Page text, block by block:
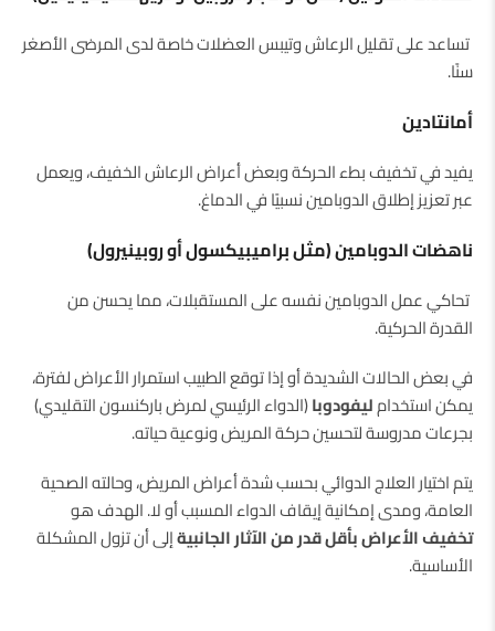
تساعد على تقليل الرعاش وتيبس العضلات خاصة لدى المرضى الأصغر
سنًا.
أمانتادين
يفيد في تخفيف بطء الحركة وبعض أعراض الرعاش الخفيف، ويعمل
عبر تعزيز إطلاق الدوبامين نسبيًا في الدماغ.
ناهضات الدوبامين (مثل براميبيكسول أو روبينيرول)
تحاكي عمل الدوبامين نفسه على المستقبلات، مما يحسن من
القدرة الحركية.
في بعض الحالات الشديدة أو إذا توقع الطبيب استمرار الأعراض لفترة،
يمكن استخدامليفودوبا(الدواء الرئيسي لمرض باركنسون التقليدي)
بجرعات مدروسة لتحسين حركة المريض ونوعية حياته.
يتم اختيار العلاج الدوائي بحسب شدة أعراض المريض، وحالته الصحية
العامة، ومدى إمكانية إيقاف الدواء المسبب أو لا. الهدف هو
تخفيف الأعراض بأقل قدر من الآثار الجانبيةإلى أن تزول المشكلة
الأساسية.